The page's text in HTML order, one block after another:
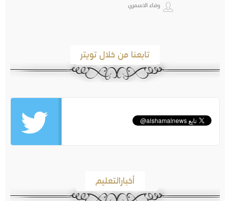
وفاء الاسمري
تابعنا من خلال تويتر
أخبارالتعليم